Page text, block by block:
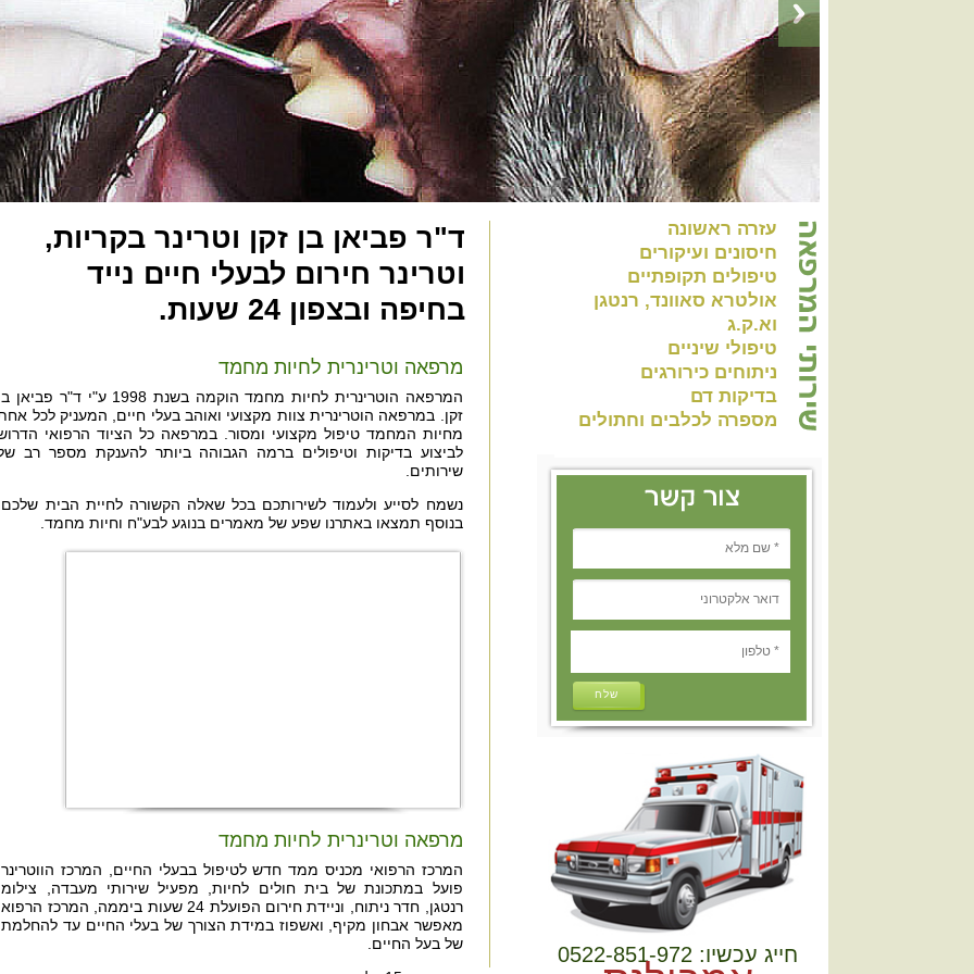
עזרה ראשונה
חיסונים ועיקורים
טיפולים תקופתיים
אולטרא סאוונד, רנטגן
וא.ק.ג
טיפולי שיניים
ניתוחים כירורגים
בדיקות דם
מספרה לכלבים וחתולים
שלח
חייג עכשיו: 0522-851-972
ד"ר פביאן בן זקן וטרינר בקריות,
וטרינר חירום לבעלי חיים נייד
בחיפה ובצפון 24 שעות.
מרפאה וטרינרית לחיות מחמד
המרפאה הוטרינרית לחיות מחמד הוקמה בשנת 1998 ע"י ד"ר
זקן. במרפאה הוטרינרית צוות מקצועי ואוהב בעלי חיים, המעניק לכל
מחיות המחמד טיפול מקצועי ומסור. במרפאה כל הציוד הרפואי
לביצוע בדיקות וטיפולים ברמה הגבוהה ביותר להענקת מספר רב
שירותים.
נשמח לסייע ולעמוד לשירותכם בכל שאלה הקשורה לחיית הבית
בנוסף תמצאו באתרנו שפע של מאמרים בנוגע לבע"ח וחיות מחמד.
מרפאה וטרינרית לחיות מחמד
המרכז הרפואי מכניס ממד חדש לטיפול בבעלי החיים, המרכז
פועל במתכונת של בית חולים לחיות, מפעיל שירותי מעבדה,
רנטגן, חדר ניתוח, וניידת חירום הפועלת 24 שעות ביממה, המרכז
מאפשר אבחון מקיף, ואשפוז במידת הצורך של בעלי החיים עד
של בעל החיים.